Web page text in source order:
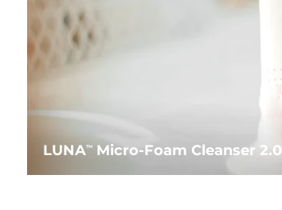
LUNATMMicro-Foam Cleanser 2.0